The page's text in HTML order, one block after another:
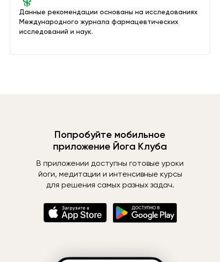
Данные рекомендации основаны на исследованиях
Международного журнала фармацевтических
исследований и наук.
Попробуйте мобильное
приложение Йога Клуба
В приложении доступны готовые уроки
йоги, медитации и интенсивные курсы
для решения самых разных задач.